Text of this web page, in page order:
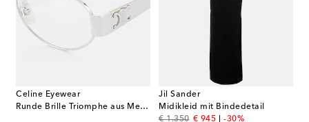
Celine Eyewear
Runde Brille Triomphe aus Metall
Jil Sander
Midikleid mit Bindedetail
€ 1.350
original price
€ 945
discount price
-30%